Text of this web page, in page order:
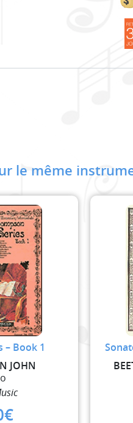
le même
– Book 1
JOHN
€